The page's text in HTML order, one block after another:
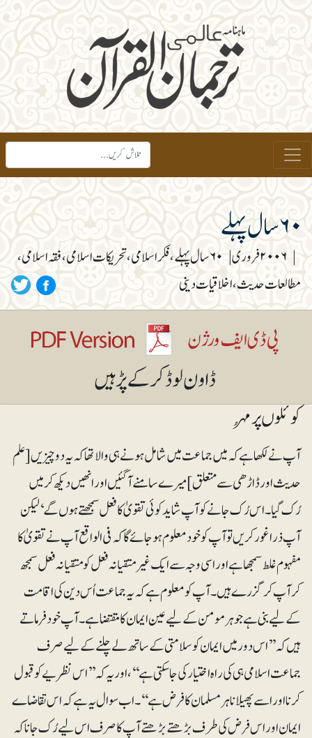
۶۰ سال پہلے
۲۰۰۶فروری |
۶۰ سال پہلے، فکر اسلامی، تحریکات اسلامی، فقہ اسلامی،
مطالعات حدیث، اخلاقیات دینی
کوئلوں پر مُہر
آپ نے لکھا ہے کہ میں جماعت میں شامل ہونے ہی والا تھا کہ یہ دو چیزیں [علم
حدیث اور ڈاڑھی سے متعلق] میرے سامنے آگئیں اور انھیں دیکھ کر میں
رُک گیا۔ اس رُک جانے کو آپ شاید کوئی تقویٰ کا فعل سمجھتے ہوں گے‘ لیکن
آپ ذرا غور کریں تو آپ کو خود معلوم ہوجائے گا کہ فی الواقع آپ نے تقویٰ کا
مفہوم غلط سمجھا ہے اور اسی وجہ سے ایک غیرمتقیانہ فعل کو متقیانہ فعل سمجھ
کر آپ کرگزرے ہیں۔ آپ کو معلوم ہے کہ یہ جماعت اُس دین کی اقامت
کے لیے بنی ہے جو ہرمومن کے لیے عین ایمان کا مقتضا ہے۔ آپ خود فرماتے
ہیں کہ ’’اس دور میں ایمان کو سلامتی کے ساتھ لے چلنے کے لیے صرف
جماعت اسلامی ہی کی راہ اختیار کی جا سکتی ہے‘‘، اور یہ کہ ’’اس نظریے کو قبول
کرنا اور اسے پھیلانا ہر مسلمان کا فرض ہے‘‘۔ اب سوال یہ ہے کہ اس تقاضاے
ایمان اور اس فرض کی طرف بڑھتے بڑھتے آپ کا صرف اس لیے رُک جانا کہ